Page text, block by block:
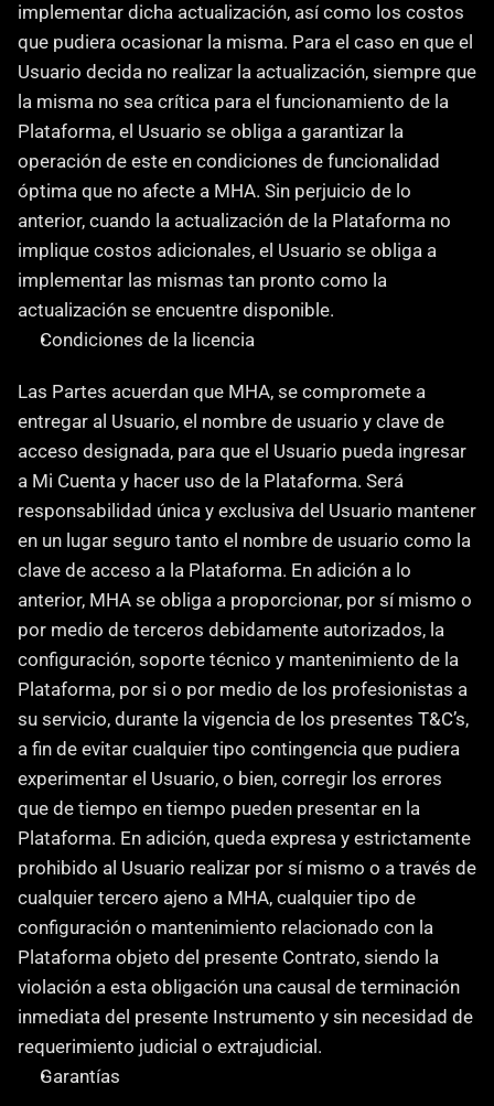
implementar dicha actualización, así como los costos
que pudiera ocasionar la misma. Para el caso en que el
Usuario decida no realizar la actualización, siempre que
la misma no sea crítica para el funcionamiento de la
Plataforma, el Usuario se obliga a garantizar la
operación de este en condiciones de funcionalidad
óptima que no afecte a MHA. Sin perjuicio de lo
anterior, cuando la actualización de la Plataforma no
implique costos adicionales, el Usuario se obliga a
implementar las mismas tan pronto como la
actualización se encuentre disponible.
Condiciones de la licencia
‍Las Partes acuerdan que MHA, se compromete a
entregar al Usuario, el nombre de usuario y clave de
acceso designada, para que el Usuario pueda ingresar
a Mi Cuenta y hacer uso de la Plataforma. Será
responsabilidad única y exclusiva del Usuario mantener
en un lugar seguro tanto el nombre de usuario como la
clave de acceso a la Plataforma. En adición a lo
anterior, MHA se obliga a proporcionar, por sí mismo o
por medio de terceros debidamente autorizados, la
configuración, soporte técnico y mantenimiento de la
Plataforma, por si o por medio de los profesionistas a
su servicio, durante la vigencia de los presentes T&C’s,
a fin de evitar cualquier tipo contingencia que pudiera
experimentar el Usuario, o bien, corregir los errores
que de tiempo en tiempo pueden presentar en la
Plataforma. En adición, queda expresa y estrictamente
prohibido al Usuario realizar por sí mismo o a través de
cualquier tercero ajeno a MHA, cualquier tipo de
configuración o mantenimiento relacionado con la
Plataforma objeto del presente Contrato, siendo la
violación a esta obligación una causal de terminación
inmediata del presente Instrumento y sin necesidad de
requerimiento judicial o extrajudicial.
Garantías